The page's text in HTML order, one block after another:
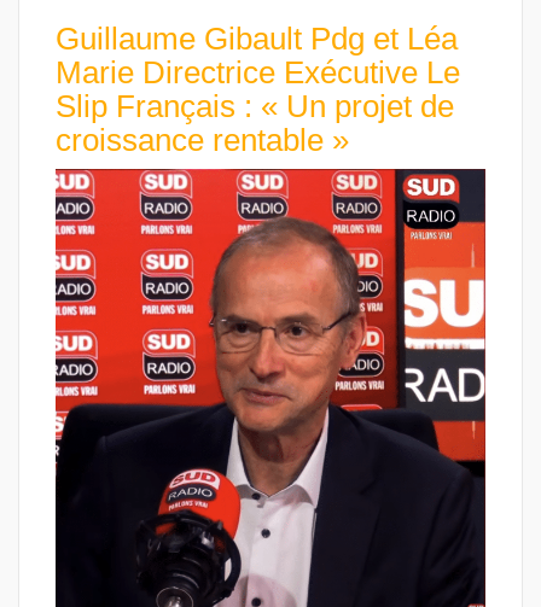
Guillaume Gibault Pdg et Léa
Marie Directrice Exécutive Le
Slip Français : « Un projet de
croissance rentable »